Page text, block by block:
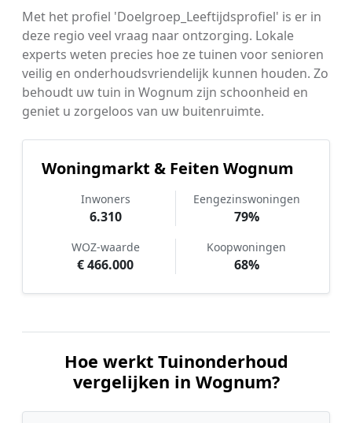
Met het profiel 'Doelgroep_Leeftijdsprofiel' is er in
deze regio veel vraag naar ontzorging. Lokale
experts weten precies hoe ze tuinen voor senioren
veilig en onderhoudsvriendelijk kunnen houden. Zo
behoudt uw tuin in Wognum zijn schoonheid en
geniet u zorgeloos van uw buitenruimte.
Woningmarkt & Feiten Wognum
Inwoners
6.310
Eengezinswoningen
79%
WOZ-waarde
€ 466.000
Koopwoningen
68%
Hoe werkt Tuinonderhoud
vergelijken in Wognum?